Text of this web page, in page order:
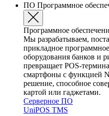
ПО Программное
Программное
Мы разрабатываем,
прикладное
оборудования банков и
превращает POS-
смартфоны с функцией
решение, способное
картой или гаджетами.
Серверное ПО
UniPOS TMS